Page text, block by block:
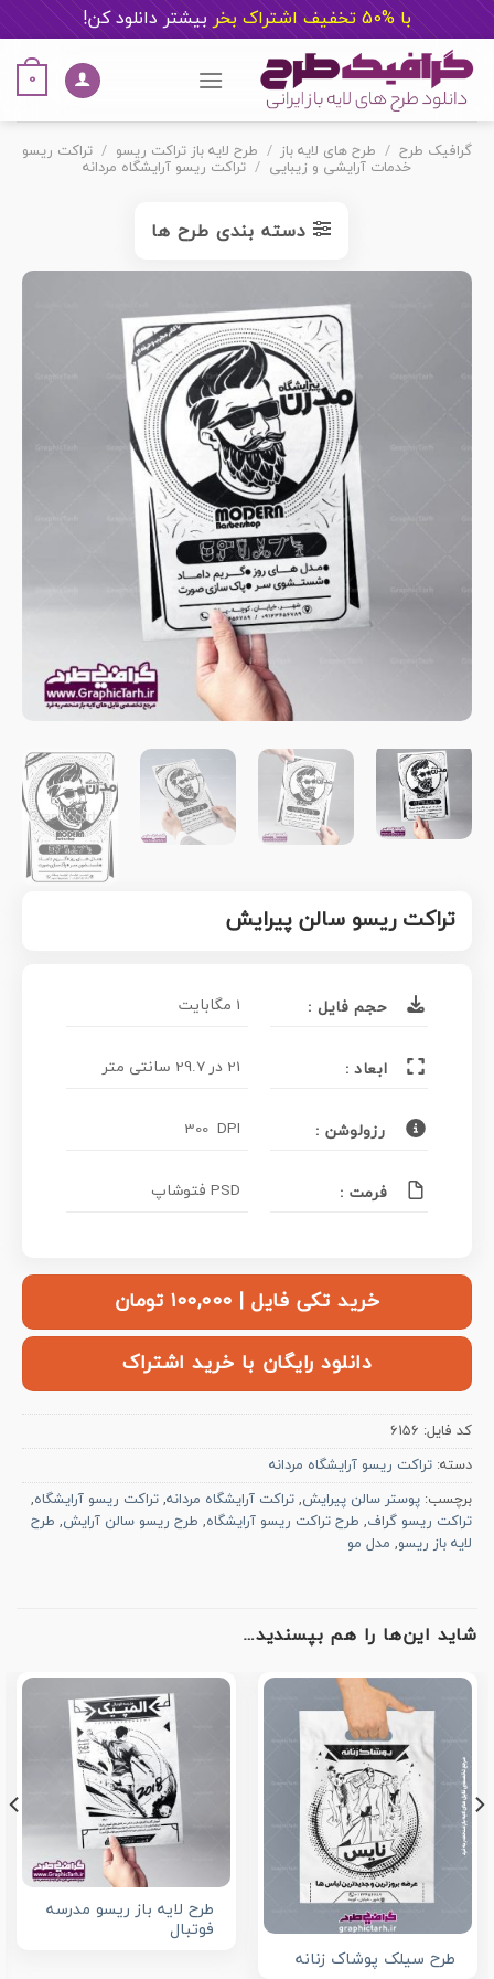
با %50 تخفیف اشتراک بخر بیشتر دانلود کن!
content
0
گرافیک طرح / طرح های لایه باز / طرح لایه باز تراکت ریسو / تراکت ریسو
خدمات آرایشی و زیبایی / تراکت ریسو آرایشگاه مردانه
دسته بندی طرح ها
تراکت ریسو سالن پیرایش
حجم فایل : 1 مگابایت
ابعاد : 21 در 29.7 سانتی متر
رزولوشن : 300 DPI
فرمت : PSD فتوشاپ
خرید تکی فایل | ۱۰۰,۰۰۰ تومان
دانلود رایگان با خرید اشتراک
کد فایل: 6156
دسته: تراکت ریسو آرایشگاه مردانه
برچسب: پوستر سالن پیرایش, تراکت آرایشگاه مردانه, تراکت ریسو آرایشگاه,
تراکت ریسو گراف, طرح تراکت ریسو آرایشگاه, طرح ریسو سالن آرایش, طرح
لایه باز ریسو, مدل مو
شاید این‌ها را هم بپسندید…
طرح سیلک پوشاک زنانه
طرح لایه باز ریسو مدرسه
فوتبال